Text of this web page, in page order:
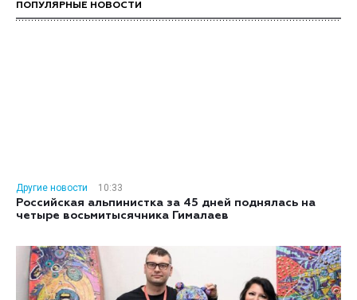
ПОПУЛЯРНЫЕ НОВОСТИ
Другие новости
10:33
Российская альпинистка за 45 дней поднялась на
четыре восьмитысячника Гималаев